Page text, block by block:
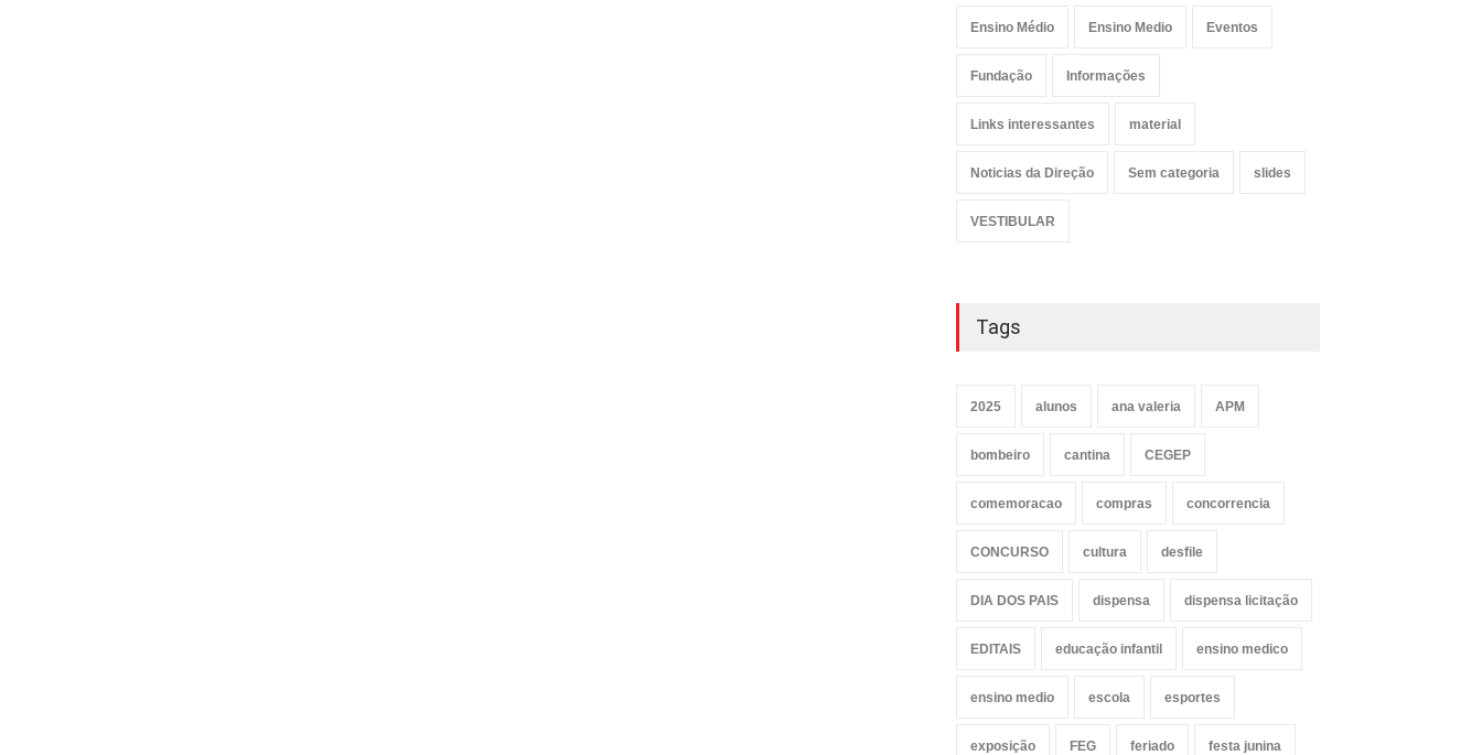
Ensino Médio Ensino Medio Eventos
Fundação Informações
Links interessantes material
Noticias da Direção Sem categoria slides
VESTIBULAR
Tags
2025 alunos ana valeria APM
bombeiro cantina CEGEP
comemoracao compras concorrencia
CONCURSO cultura desfile
DIA DOS PAIS dispensa dispensa licitação
EDITAIS educação infantil ensino medico
ensino medio escola esportes
exposição FEG feriado festa junina